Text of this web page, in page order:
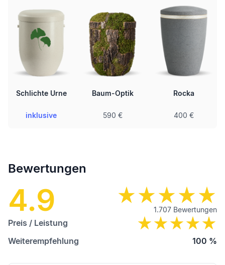
Schlichte Urne
inklusive
Baum-Optik
590 €
Rocka
400 €
Bewertungen
4.9 1.707 Bewertungen
Preis / Leistung
Weiterempfehlung
100 %